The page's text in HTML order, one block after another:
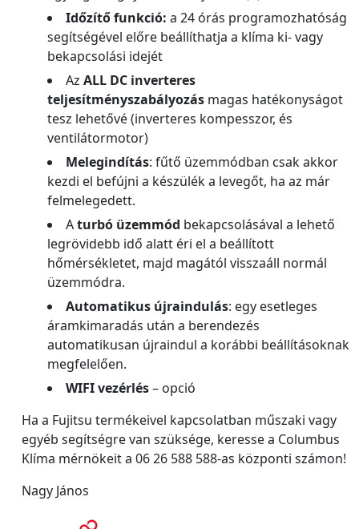
Időzítő funkció: a 24 órás programozhatóság
segítségével előre beállíthatja a klíma ki- vagy
bekapcsolási idejét
Az ALL DC inverteres
teljesítményszabályozás magas hatékonyságot
tesz lehetővé (inverteres kompesszor, és
ventilátormotor)
Melegindítás: fűtő üzemmódban csak akkor
kezdi el befújni a készülék a levegőt, ha az már
felmelegedett.
Aturbó üzemmód bekapcsolásával a lehető
legrövidebb idő alatt éri el a beállított
hőmérsékletet, majd magától visszaáll normál
üzemmódra.
Automatikus újraindulás: egy esetleges
áramkimaradás után a berendezés
automatikusan újraindul a korábbi beállításoknak
megfelelően.
WIFI vezérlés– opció
Ha a Fujitsu termékeivel kapcsolatban műszaki vagy
egyéb segítségre van szüksége, keresse a Columbus
Klíma mérnökeit a 06 26 588 588-as központi számon!
Nagy János